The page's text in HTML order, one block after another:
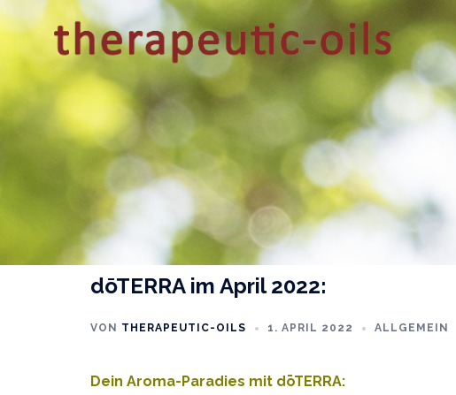
Zum
Inhalt
springen
dōTERRA im April 2022:
VON THERAPEUTIC-OILS 1. APRIL 2022 ALLGEMEIN
Dein Aroma-Paradies mit dōTERRA: